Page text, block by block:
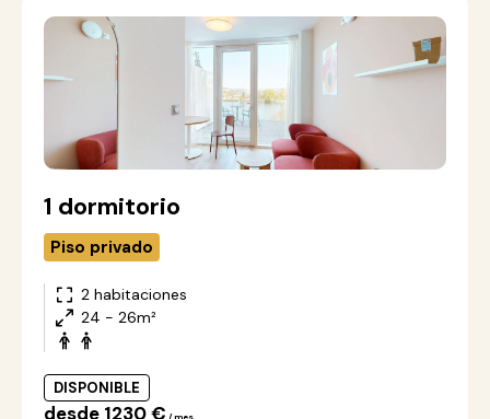
1 dormitorio
Piso privado
2 habitaciones
24 - 26m²
DISPONIBLE
desde 1230 € / mes